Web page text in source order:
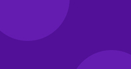
shape
super shape
shape